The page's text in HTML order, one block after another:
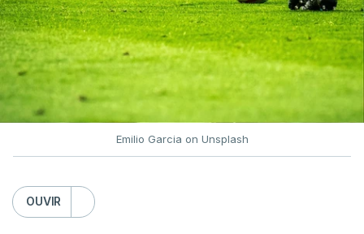
Emilio Garcia on Unsplash
OUVIR